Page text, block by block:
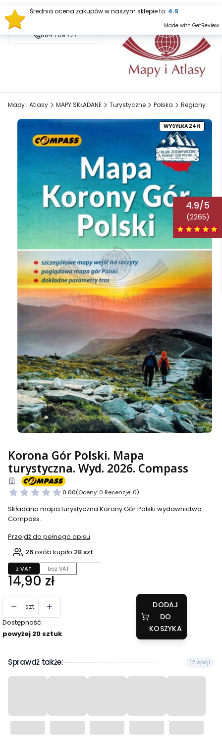
sklep@mapy.net.pl
884 709 777
Mapy i Atlasy MAPY SKŁADANE Turystyczne Polska Regiony
WYSYŁKA 24H
Korona Gór Polski. Mapa
turystyczna. Wyd. 2026. Compass
0.00(Oceny: 0 Recenzje: 0)
Składana mapa turystyczna Korony Gór Polski wydawnictwa
Compass.
Przejdź do pełnego opisu
26osób kupiło 28 szt.
z VAT bez VAT
Cena
14,90 zł
szt.
Dostępność:
powyżej 20 sztuk
DODAJ
DO
KOSZYKA
Sprawdź także: 12 opcji
4.9/5
(2265)
Średnia ocena zakupów w naszym sklepie to: 4.9
Made with GetReview